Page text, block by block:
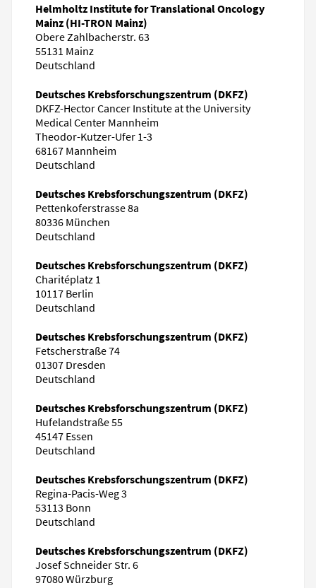
Helmholtz Institute for Translational Oncology
Mainz (HI-TRON Mainz)
Obere Zahlbacherstr. 63
55131 Mainz
Deutschland
Deutsches Krebsforschungszentrum (DKFZ)
DKFZ-Hector Cancer Institute at the University
Medical Center Mannheim
Theodor-Kutzer-Ufer 1-3
68167 Mannheim
Deutschland
Deutsches Krebsforschungszentrum (DKFZ)
Pettenkoferstrasse 8a
80336 München
Deutschland
Deutsches Krebsforschungszentrum (DKFZ)
Charitéplatz 1
10117 Berlin
Deutschland
Deutsches Krebsforschungszentrum (DKFZ)
Fetscherstraße 74
01307 Dresden
Deutschland
Deutsches Krebsforschungszentrum (DKFZ)
Hufelandstraße 55
45147 Essen
Deutschland
Deutsches Krebsforschungszentrum (DKFZ)
Regina-Pacis-Weg 3
53113 Bonn
Deutschland
Deutsches Krebsforschungszentrum (DKFZ)
Josef Schneider Str. 6
97080 Würzburg